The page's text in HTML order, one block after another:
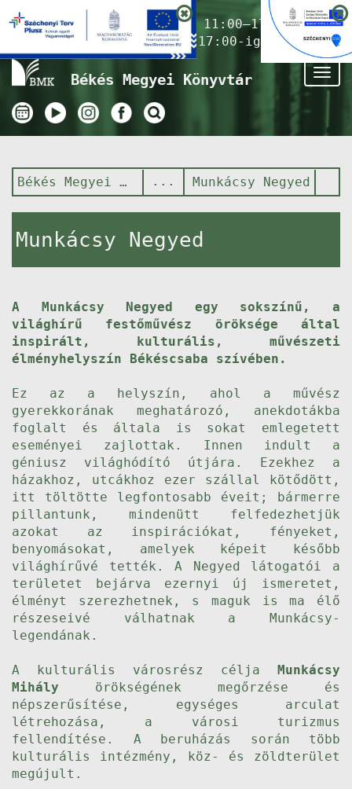
Nyitvatartás ma:11:00–17:00
(Gyermekkönyvtár 17:00-ig)
Békés Megyei Könyvtár
Békés Megyei Könyvtár Munkácsy Negyed
Munkácsy Negyed
A Munkácsy Negyed egy sokszínű, a
világhírű festőművész öröksége által
inspirált, kulturális, művészeti
élményhelyszín Békéscsaba szívében.
Ez az a helyszín, ahol a művész
gyerekkorának meghatározó, anekdotákba
foglalt és általa is sokat emlegetett
eseményei zajlottak. Innen indult a
géniusz világhódító útjára. Ezekhez a
házakhoz, utcákhoz ezer szállal kötődött,
itt töltötte legfontosabb éveit; bármerre
pillantunk, mindenütt felfedezhetjük
azokat az inspirációkat, fényeket,
benyomásokat, amelyek képeit később
világhírűvé tették. A Negyed látogatói a
területet bejárva ezernyi új ismeretet,
élményt szerezhetnek, s maguk is ma élő
részeseivé válhatnak a Munkácsy-
legendának.
A kulturális városrész célja Munkácsy
Mihály örökségének megőrzése és
népszerűsítése, egységes arculat
létrehozása, a városi turizmus
fellendítése. A beruházás során több
kulturális intézmény, köz- és zöldterület
megújult.